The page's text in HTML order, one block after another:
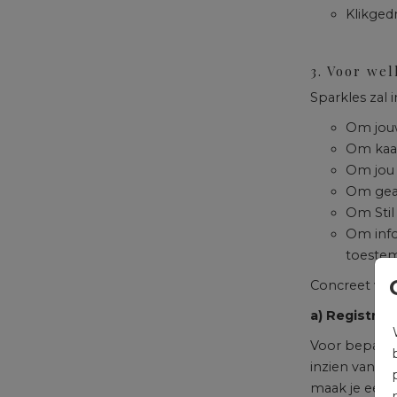
3. Voor
Sparkles zal
Om
Om
Om
Om
Om
Om
Concreet
a)
Voor
inzien van
maak je een